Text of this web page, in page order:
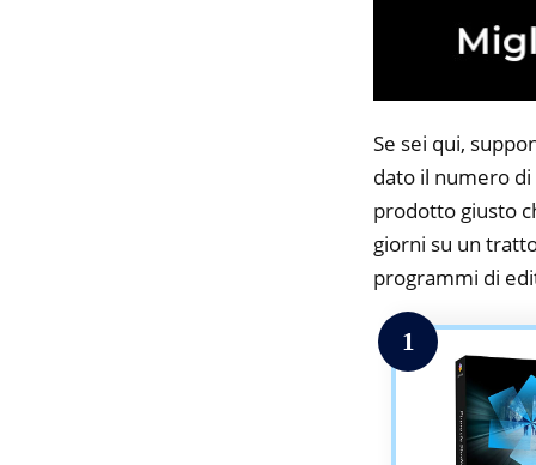
Se sei qui,
dato il numero
prodotto giusto
giorni su un
programmi di
1